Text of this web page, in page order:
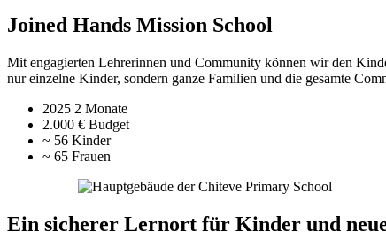
Joined Hands Mission School
Mit engagierten Lehrerinnen und Community können wir den
nur einzelne Kinder, sondern ganze Familien und die gesamte
2025 2 Monate
2.000 € Budget
~ 56 Kinder
~ 65 Frauen
Ein sicherer Lernort für Kinder und